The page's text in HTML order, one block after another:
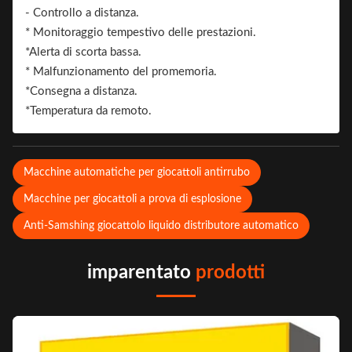
- Controllo a distanza.
* Monitoraggio tempestivo delle prestazioni.
*Alerta di scorta bassa.
* Malfunzionamento del promemoria.
*Consegna a distanza.
*Temperatura da remoto.
Macchine automatiche per giocattoli antirrubo
Macchine per giocattoli a prova di esplosione
Anti-Samshing giocattolo liquido distributore automatico
imparentato prodotti